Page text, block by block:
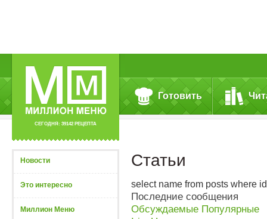
СЕГОДНЯ: 39142 РЕЦЕПТА
Готовить
Новости
Это интересно
Миллион Меню
Статьи
select name from posts where
Последние сообщения
Обсуждаемые Популярные